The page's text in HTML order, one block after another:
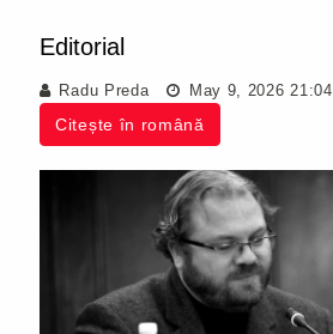
Editorial
Radu Preda May 9, 2026 21:04
Citește în română